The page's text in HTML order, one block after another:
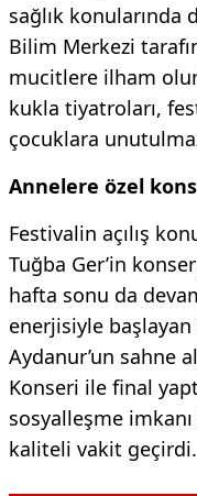
sağlık
Bilim Merkezi
mucitlere ilham
kukla tiyatroları,
çocuklara
Annelere özel
Festivalin açılış
Tuğba Ger’in
hafta sonu da
enerjisiyle
Aydanur’un sahne
Konseri ile final
sosyalleşme
kaliteli vakit geçirdi.